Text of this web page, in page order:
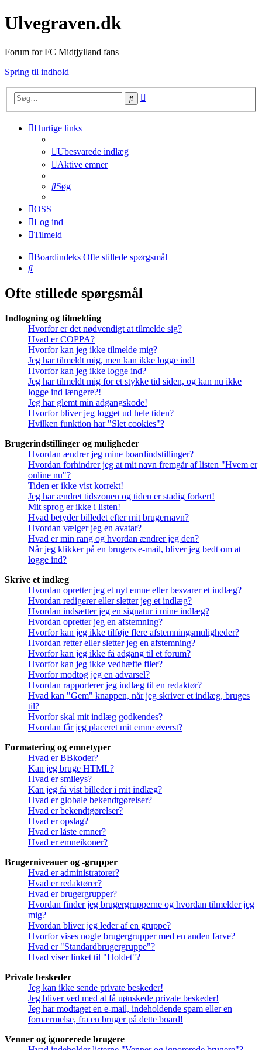
Ulvegraven.dk
Forum for FC Midtjylland fans
Spring til indhold
Søg
Hurtige links
Ubesvarede indlæg
Aktive emner
Søg
OSS
Log ind
Tilmeld
Boardindeks Ofte stillede spørgsmål
Søg
Ofte stillede spørgsmål
Indlogning og tilmelding
Hvorfor er det nødvendigt at tilmelde sig?
Hvad er COPPA?
Hvorfor kan jeg ikke tilmelde mig?
Jeg har tilmeldt mig, men kan ikke logge ind!
Hvorfor kan jeg ikke logge ind?
Jeg har tilmeldt mig for et stykke tid siden, og kan nu ikke
logge ind længere?!
Jeg har glemt min adgangskode!
Hvorfor bliver jeg logget ud hele tiden?
Hvilken funktion har "Slet cookies"?
Brugerindstillinger og muligheder
Hvordan ændrer jeg mine boardindstillinger?
Hvordan forhindrer jeg at mit navn fremgår af listen "Hvem er
online nu"?
Tiden er ikke vist korrekt!
Jeg har ændret tidszonen og tiden er stadig forkert!
Mit sprog er ikke i listen!
Hvad betyder billedet efter mit brugernavn?
Hvordan vælger jeg en avatar?
Hvad er min rang og hvordan ændrer jeg den?
Når jeg klikker på en brugers e-mail, bliver jeg bedt om at
logge ind?
Skrive et indlæg
Hvordan opretter jeg et nyt emne eller besvarer et indlæg?
Hvordan redigerer eller sletter jeg et indlæg?
Hvordan indsætter jeg en signatur i mine indlæg?
Hvordan opretter jeg en afstemning?
Hvorfor kan jeg ikke tilføje flere afstemningsmuligheder?
Hvordan retter eller sletter jeg en afstemning?
Hvorfor kan jeg ikke få adgang til et forum?
Hvorfor kan jeg ikke vedhæfte filer?
Hvorfor modtog jeg en advarsel?
Hvordan rapporterer jeg indlæg til en redaktør?
Hvad kan "Gem" knappen, når jeg skriver et indlæg, bruges
til?
Hvorfor skal mit indlæg godkendes?
Hvordan får jeg placeret mit emne øverst?
Formatering og emnetyper
Hvad er BBkoder?
Kan jeg bruge HTML?
Hvad er smileys?
Kan jeg få vist billeder i mit indlæg?
Hvad er globale bekendtgørelser?
Hvad er bekendtgørelser?
Hvad er opslag?
Hvad er låste emner?
Hvad er emneikoner?
Brugerniveauer og -grupper
Hvad er administratorer?
Hvad er redaktører?
Hvad er brugergrupper?
Hvordan finder jeg brugergrupperne og hvordan tilmelder jeg
mig?
Hvordan bliver jeg leder af en gruppe?
Hvorfor vises nogle brugergrupper med en anden farve?
Hvad er "Standardbrugergruppe"?
Hvad viser linket til "Holdet"?
Private beskeder
Jeg kan ikke sende private beskeder!
Jeg bliver ved med at få uønskede private beskeder!
Jeg har modtaget en e-mail, indeholdende spam eller en
fornærmelse, fra en bruger på dette board!
Venner og ignorerede brugere